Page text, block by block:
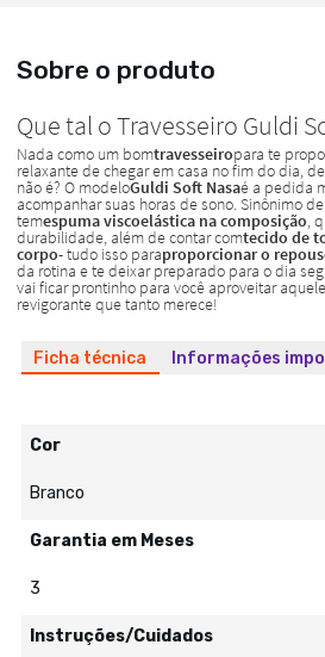
Sobre o produto
Ficha técnica Informações
Cor
Branco
Garantia em Meses
3
Instruções/Cuidados